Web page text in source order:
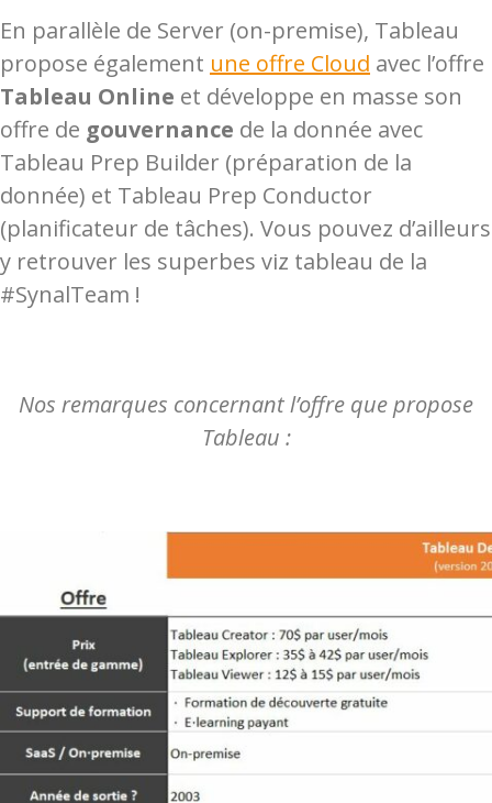
En parallèle de Server (on-premise), Tableau
propose également une offre Cloud avec l’offre
Tableau Online et développe en masse son
offre de gouvernance de la donnée avec
Tableau Prep Builder (préparation de la
donnée) et Tableau Prep Conductor
(planificateur de tâches). Vous pouvez d’ailleurs
y retrouver les superbes viz tableau de la
#SynalTeam !
Nos remarques concernant l’offre que propose
Tableau :